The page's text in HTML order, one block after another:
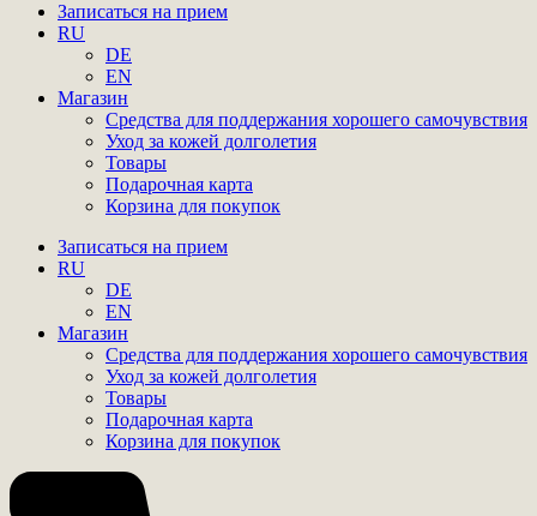
Записаться на прием
RU
DE
EN
Магазин
Средства для поддержания хорошего самочувствия
Уход за кожей долголетия
Товары
Подарочная карта
Корзина для покупок
Записаться на прием
RU
DE
EN
Магазин
Средства для поддержания хорошего самочувствия
Уход за кожей долголетия
Товары
Подарочная карта
Корзина для покупок